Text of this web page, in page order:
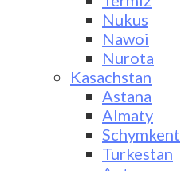
Nukus
Nawoi
Nurota
Kasachstan
Astana
Almaty
Schymkent
Turkestan